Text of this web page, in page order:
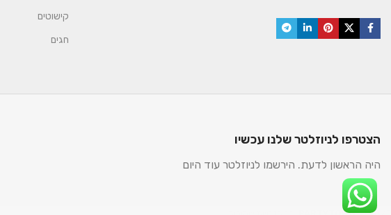
קישוטים
חגים
הצטרפו לניוזלטר שלנו עכשיו
היה הראשון לדעת. הירשמו לניוזלטר עוד היום